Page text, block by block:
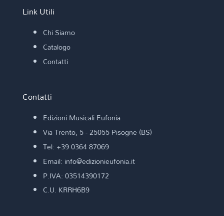
Link Utili
Chi Siamo
Catalogo
Contatti
Contatti
Edizioni Musicali Eufonia
Via Trento, 5 - 25055 Pisogne (BS)
Tel: +39 0364 87069
Email: info@edizionieufonia.it
P.IVA: 03514390172
C.U. KRRH6B9